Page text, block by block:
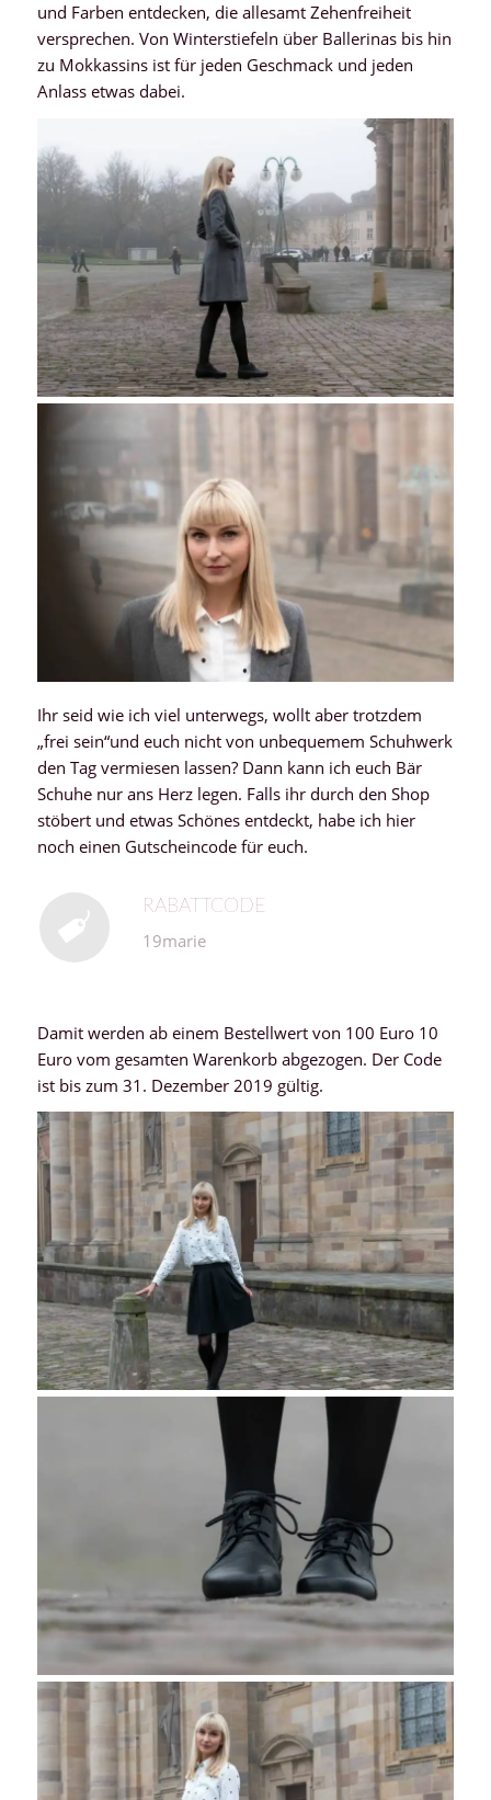
und Farben entdecken, die allesamt Zehenfreiheit
versprechen. Von Winterstiefeln über Ballerinas bis hin
zu Mokkassins ist für jeden Geschmack und jeden
Anlass etwas dabei.
Ihr seid wie ich viel unterwegs, wollt aber trotzdem
„frei sein“und euch nicht von unbequemem Schuhwerk
den Tag vermiesen lassen? Dann kann ich euch Bär
Schuhe nur ans Herz legen. Falls ihr durch den Shop
stöbert und etwas Schönes entdeckt, habe ich hier
noch einen Gutscheincode für euch.
RABATTCODE
19marie
Damit werden ab einem Bestellwert von 100 Euro 10
Euro vom gesamten Warenkorb abgezogen. Der Code
ist bis zum 31. Dezember 2019 gültig.